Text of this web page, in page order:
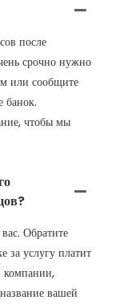
после
срочно нужно
или сообщите
банок.
чтобы мы
Обратите
за услугу платит
компании,
вашей